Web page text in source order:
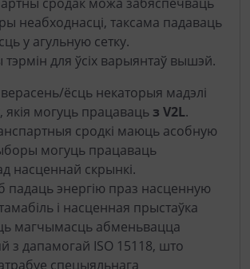
неабходнасці, таксама падаваць
у агульную сетку.
для ўсіх варыянтаў вышэй.
ёсць некаторыя мадэлі
якія могуць працаваць з V2L.
сродкі маюць асобную
могуць працаваць
насценнай скрынкі.
падаць энергію праз насценную
і насценная прыстаўка
магчымасць абменьвацца
з дапамогай ISO 15118, што
спецыяльнага